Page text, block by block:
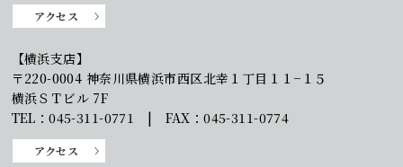
アクセス
【横浜支店】
〒220-0004 神奈川県横浜市西区北幸１丁目１１−１５
横浜ＳＴビル 7F
TEL：045-311-0771 | FAX：045-311-0774
アクセス